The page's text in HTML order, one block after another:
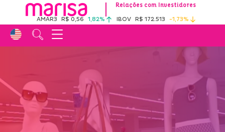
Relações com Investidores
AMAR3 R$ 0,56 1,82% IBOV R$ 172.513 -1,73%